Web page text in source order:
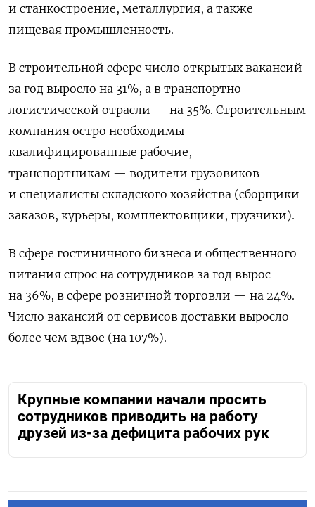
и станкостроение, металлургия, а также
пищевая промышленность.
В строительной сфере число открытых вакансий
за год выросло на 31%, а в транспортно-
логистической отрасли — на 35%. Строительным
компания остро необходимы
квалифицированные рабочие,
транспортникам — водители грузовиков
и специалисты складского хозяйства (сборщики
заказов, курьеры, комплектовщики, грузчики).
В сфере гостиничного бизнеса и общественного
питания спрос на сотрудников за год вырос
на 36%, в сфере розничной торговли — на 24%.
Число вакансий от сервисов доставки выросло
более чем вдвое (на 107%).
Крупные компании начали просить
сотрудников приводить на работу
друзей из-за дефицита рабочих рук